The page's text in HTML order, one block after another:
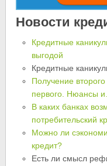
Новости
Кредитные
выгодой
Кредитные
Получение
первого. Нюансы
В каких банках
потребительский
Можно ли
кредит?
Есть ли смысл